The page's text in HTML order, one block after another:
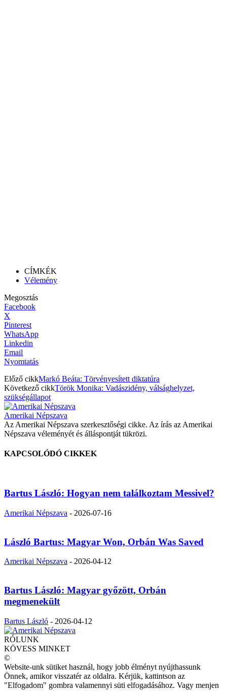
CÍMKÉK
Vélemény
Megosztás
Facebook
X
Pinterest
WhatsApp
Linkedin
Email
Nyomtatás
Előző cikkMarkó Beáta: Törvényesített diktatúra
Következő cikkTörök Monika: Vadászidény, válsághelyzet,
szükségállapot
Amerikai Népszava
Az Amerikai Népszava szerkesztőségi cikke. Az írás az Amerikai
Népszava véleményét és álláspontját tükrözi.
KAPCSOLÓDÓ CIKKEK
Bartus László: Hogyan nem találkoztam Messivel?
Amerikai Népszava - 2026-07-16
László Bartus: Magyar Won, Orbán Was Saved
Amerikai Népszava - 2026-04-12
Bartus László: Magyar győzött, Orbán
megmenekült
Bartus László - 2026-04-12
RÓLUNK
KÖVESS MINKET
©
Website-unk sütiket használ, hogy jobb élményt nyújthassunk
Önnek, amikor visszatér az oldalra. Kérjük, kattintson az
"Elfogadom" gombra valamennyi süti elfogadásához. Vagy menjen